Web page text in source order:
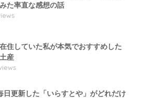
た率直な感想の話
住していた私が本気でおすすめした
産
日更新した「いらすとや」がどれだけ